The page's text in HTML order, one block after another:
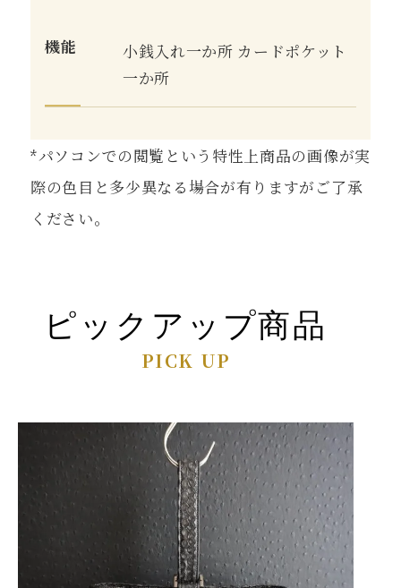
機能
小銭入れ一か所 カードポケット
一か所
*パソコンでの閲覧という特性上商品の画像が実
際の色目と多少異なる場合が有りますがご了承
ください。
ピックアップ商品
PICK UP